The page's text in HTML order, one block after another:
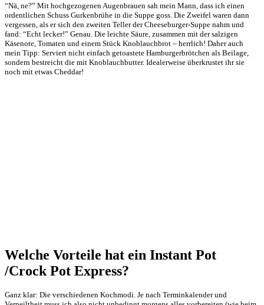
“Nä, ne?” Mit hochgezogenen Augenbrauen sah mein Mann, dass ich einen
ordentlichen Schuss Gurkenbrühe in die Suppe goss. Die Zweifel waren dann
vergessen, als er sich den zweiten Teller der Cheeseburger-Suppe nahm und
fand: “Echt lecker!” Genau. Die leichte Säure, zusammen mit der salzigen
Käsenote, Tomaten und einem Stück Knoblauchbrot – herrlich! Daher auch
mein Tipp: Serviert nicht einfach getoastete Hamburgerbrötchen als Beilage,
sondern bestreicht die mit Knoblauchbutter. Idealerweise überkrustet ihr sie
noch mit etwas Cheddar!
Welche Vorteile hat ein Instant Pot
/Crock Pot Express?
Ganz klar: Die verschiedenen Kochmodi. Je nach Terminkalender und